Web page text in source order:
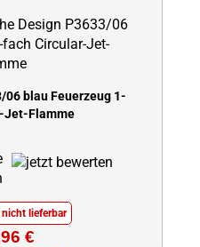
06 blau Feuerzeug 1-
Jet-Flamme
lieferbar
€